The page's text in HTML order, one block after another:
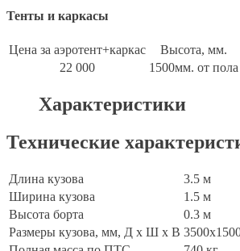
Тенты и каркасы
Цена за аэротент+каркас
Высота, мм.
22 000
1500мм. от пола
Характеристики
Технические
Длина кузова
3.5 м
Ширина кузова
1.5 м
Высота борта
0.3 м
Размеры кузова, мм, Д х Ш х В